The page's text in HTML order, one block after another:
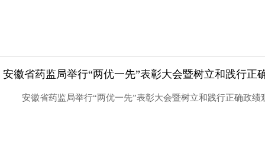
安徽省药监局举行“两优一先”表彰大会暨树立和践行正
安徽省药监局举行“两优一先”表彰大会暨树立和践行正确政